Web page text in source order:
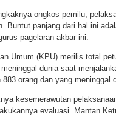
ongkos pemilu,
Buntut panjang dari hal ini
pagelaran akbar ini.
Umum (KPU) merilis total
dunia saat
orang dan yang meninggal
kesemerawutan
evaluasi. Mantan